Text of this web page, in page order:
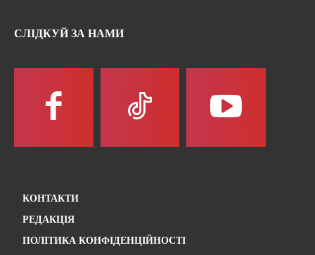
СЛІДКУЙ ЗА НАМИ
КОНТАКТИ
РЕДАКЦІЯ
ПОЛІТИКА КОНФІДЕНЦІЙНОСТІ